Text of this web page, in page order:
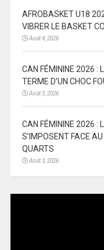
AFROBASKET U18
VIBRER LE BASKET
Août 4, 2026
CAN FÉMININE 2026 :
TERME D’UN CHOC
Août 3, 2026
CAN FÉMININE 2026 :
S’IMPOSENT FACE
QUARTS
Août 3, 2026